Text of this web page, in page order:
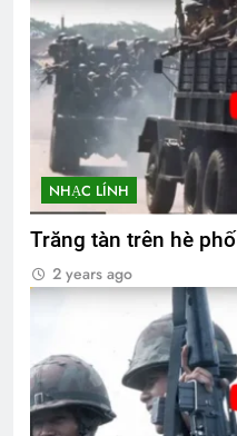
NHẠC LÍNH
Trăng tàn trên hè phố
2 years ago